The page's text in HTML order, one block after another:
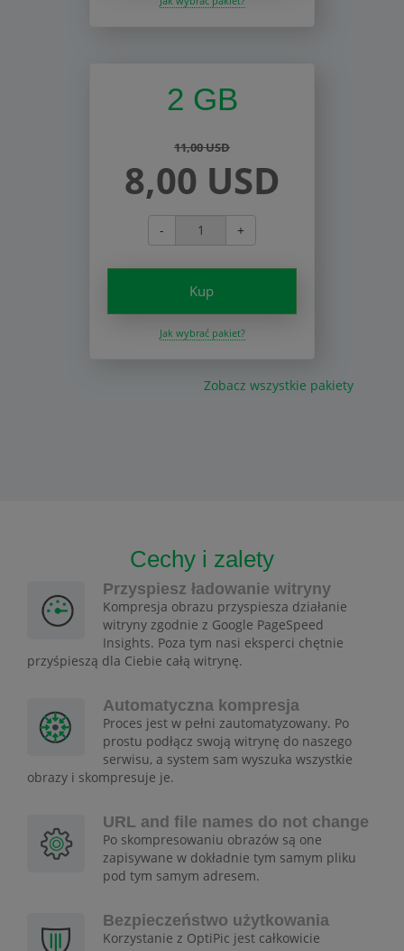
2 GB
11,00 USD
8,00 USD
- +
Kup
Jak wybrać pakiet?
Zobacz wszystkie pakiety
Cechy i zalety
Przyspiesz ładowanie witryny
Kompresja obrazu przyspiesza działanie
witryny zgodnie z Google PageSpeed
Insights. Poza tym nasi eksperci chętnie
przyśpieszą dla Ciebie całą witrynę.
Automatyczna kompresja
Proces jest w pełni zautomatyzowany. Po
prostu podłącz swoją witrynę do naszego
serwisu, a system sam wyszuka wszystkie
obrazy i skompresuje je.
URL and file names do not change
Po skompresowaniu obrazów są one
zapisywane w dokładnie tym samym pliku
pod tym samym adresem.
Bezpieczeństwo użytkowania
Korzystanie z OptiPic jest całkowicie